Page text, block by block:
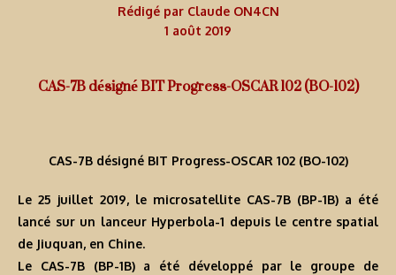
Rédigé par Claude ON4CN
1 août 2019
CAS-7B désigné BIT Progress-OSCAR 102 (BO-102)
CAS-7B désigné BIT Progress-OSCAR 102 (BO-102)
Le 25 juillet 2019, le microsatellite CAS-7B (BP-1B) a été
lancé sur un lanceur Hyperbola-1 depuis le centre spatial
de Jiuquan, en Chine.
Le CAS-7B (BP-1B) a été développé par le groupe de